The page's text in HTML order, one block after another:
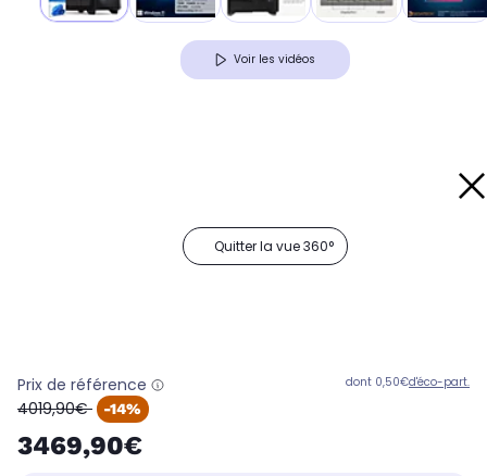
Voir les vidéos
Quitter la vue 360°
Prix de référence
oldPrice
4019,90€ -14%
3469,90€
dont 0,50€d'éco-part.